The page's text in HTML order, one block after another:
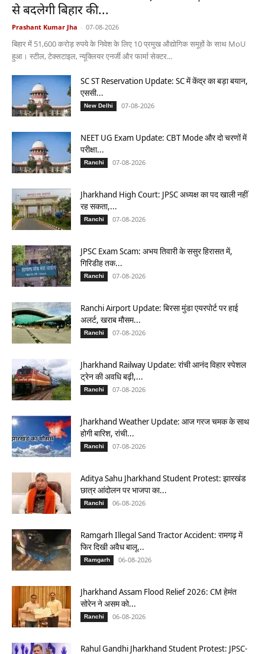
से बदलेगी बिहार की...
Prashant Kumar Jha - 07-08-2026
बिहार में 51,600 करोड़ रुपये के निवेश के लिए 10 प्रमुख औद्योगिक समूहों के साथ MoU
हुआ। स्टील, टेक्सटाइल, न्यूक्लियर एनर्जी और फार्मा सेक्टर...
SC ST Reservation Update: SC में केंद्र का बड़ा बयान,
एससी...
New Delhi 07-08-2026
NEET UG Exam Update: CBT Mode और दो चरणों में
परीक्षा...
Ranchi 07-08-2026
Jharkhand High Court: JPSC अध्यक्ष का पद खाली नहीं
रह सकता,...
Ranchi 07-08-2026
JPSC Exam Scam: अभय तिवारी के ससुर हिरासत में,
गिरिडीह तक...
Ranchi 07-08-2026
Ranchi Airport Update: बिरसा मुंडा एयरपोर्ट पर हाई
अलर्ट, खराब मौसम...
Ranchi 07-08-2026
Jharkhand Railway Update: रांची आनंद विहार स्पेशल
ट्रेन की अवधि बढ़ी,...
Ranchi 07-08-2026
Jharkhand Weather Update: आज गरज चमक के साथ
होगी बारिश, रांची...
Ranchi 07-08-2026
Aditya Sahu Jharkhand Student Protest: झारखंड
छात्र आंदोलन पर भाजपा का...
Ranchi 06-08-2026
Ramgarh Illegal Sand Tractor Accident: रामगढ़ में
फिर दिखी अवैध बालू...
Ramgarh 06-08-2026
Jharkhand Assam Flood Relief 2026: CM हेमंत
सोरेन ने असम को...
Ranchi 06-08-2026
Rahul Gandhi Jharkhand Student Protest: JPSC-